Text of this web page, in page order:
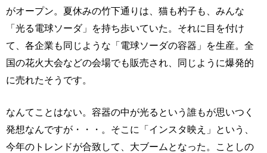
がオープン。夏休みの竹下通りは、猫も杓子も、みんな
「光る電球ソーダ」を持ち歩いていた。それに目を付け
て、各企業も同じような「電球ソーダの容器」を生産。全
国の花火大会などの会場でも販売され、同じように爆発的
に売れたそうです。
なんてことはない。容器の中が光るという誰もが思いつく
発想なんですが・・・。そこに「インスタ映え」という、
今年のトレンドが合致して、大ブームとなった。ことしの